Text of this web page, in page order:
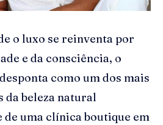
o luxo se reinventa por
e da consciência, o
como um dos mais
da beleza natural
uma clínica boutique em